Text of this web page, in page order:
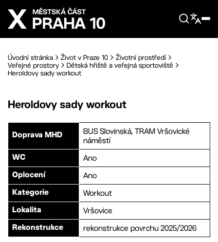
Přejít na hlavní obsah
Úvodní stránka Život v Praze 10
Životní prostředí
Veřejné prostory
Dětská hřiště a veřejná sportoviště
Heroldovy sady workout
Heroldovy sady workout
Doprava MHD
BUS Slovinská, TRAM Vršovické
náměstí
WC Ano
Oplocení Ano
Kategorie Workout
Lokalita Vršovice
Rekonstrukce rekonstrukce povrchu 2025/2026